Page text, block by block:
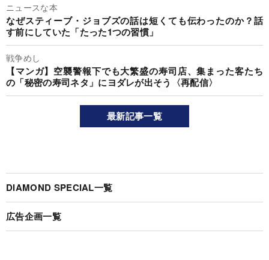
ニュースな本
なぜスティーブ・ジョブズの話は短くても伝わったのか？話
す前にしていた「たった1つの習慣」
戦争めし
【マンガ】空襲警報下でも大繁盛の寿司店、集まった客たち
の「秘密の寿司ネタ」にヨダレが出そう〈再配信〉
最新記事一覧
DIAMOND SPECIAL一覧
広告企画一覧